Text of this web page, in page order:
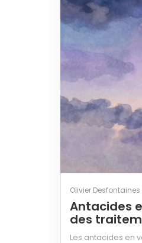
Olivier
Antacides
des
Les antacides en